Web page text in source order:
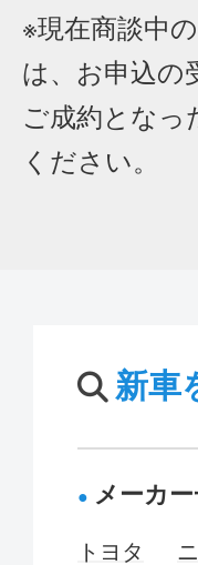
※現在商談中
は、お申込の
ご成約となっ
ください。
新車
メーカ
トヨタ